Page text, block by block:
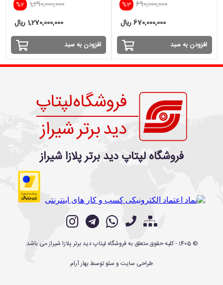
%3 690,000,000
670,000,000 ریال
افزودن به سبد
%2 1,290,000,000
1,270,000,000 ریال
افزودن به سبد
فروشگاه لپتاپ دید برتر پلازا شیراز
©
1405- کلیه حقوق متعلق بهفروشگاه لپتاپ دید برتر پلازا شیرازمی باشد.
طراحی سایت و سئوتوسطبهار آرام